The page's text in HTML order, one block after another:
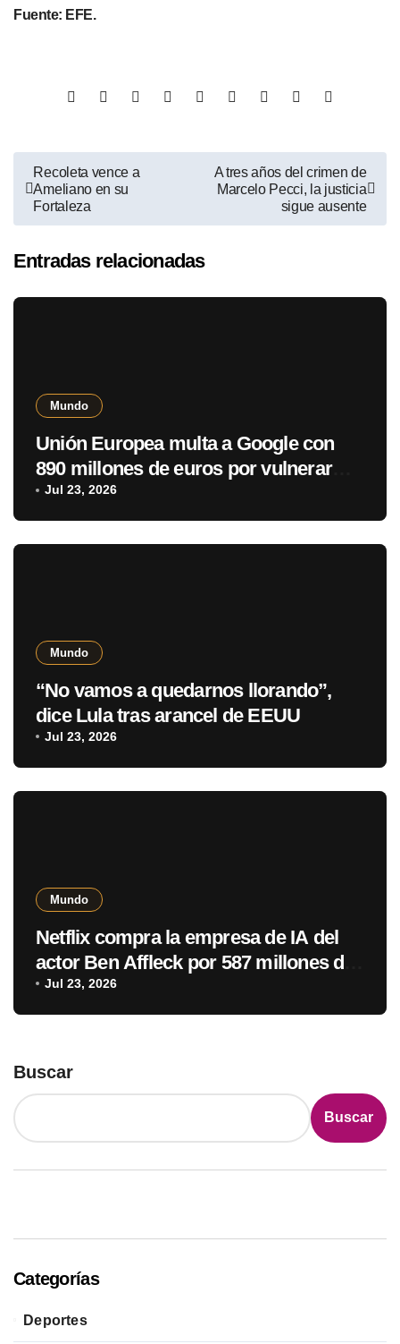
Fuente: EFE.
Recoleta vence a
Ameliano en su
Fortaleza
A tres años del crimen de
Marcelo Pecci, la justicia
sigue ausente
Entradas relacionadas
Mundo
Unión Europea multa a Google con
890 millones de euros por vulnerar
normativa digital
Jul 23, 2026
Mundo
“No vamos a quedarnos llorando”,
dice Lula tras arancel de EEUU
Jul 23, 2026
Mundo
Netflix compra la empresa de IA del
actor Ben Affleck por 587 millones de
dólares
Jul 23, 2026
Buscar
Buscar
Categorías
Deportes